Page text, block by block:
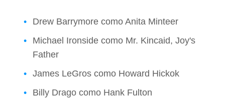
Drew Barrymore como Anita Minteer
Michael Ironside como Mr. Kincaid, Joy's
Father
James LeGros como Howard Hickok
Billy Drago como Hank Fulton